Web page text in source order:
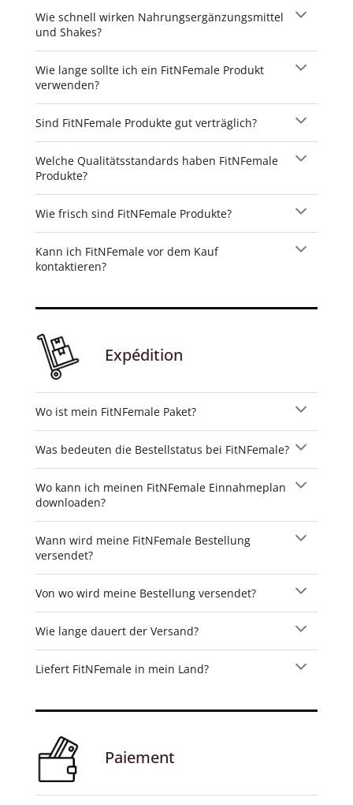
Wie schnell wirken Nahrungsergänzungsmittel
und Shakes?
Wie lange sollte ich ein FitNFemale Produkt
verwenden?
Sind FitNFemale Produkte gut verträglich?
Welche Qualitätsstandards haben FitNFemale
Produkte?
Wie frisch sind FitNFemale Produkte?
Kann ich FitNFemale vor dem Kauf
kontaktieren?
Expédition
Wo ist mein FitNFemale Paket?
Was bedeuten die Bestellstatus bei FitNFemale?
Wo kann ich meinen FitNFemale Einnahmeplan
downloaden?
Wann wird meine FitNFemale Bestellung
versendet?
Von wo wird meine Bestellung versendet?
Wie lange dauert der Versand?
Liefert FitNFemale in mein Land?
Paiement